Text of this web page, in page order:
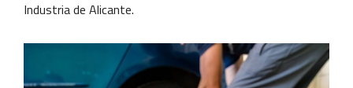
Industria de Alicante.